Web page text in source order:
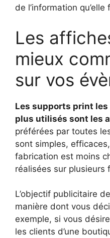
de l’information
Les
mieux
sur vos
Les supports print
plus utilisés sont les
préférées par toutes
sont simples,
fabrication est moins
réalisées sur plusieurs
L’objectif publicitaire
manière dont vous
exemple, si vous
les clients d’une